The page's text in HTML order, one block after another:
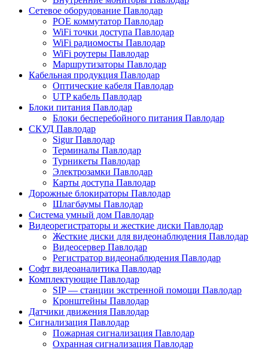
Сетевое оборудование Павлодар
POE коммутатор Павлодар
WiFi точки доступа Павлодар
WiFi радиомосты Павлодар
WiFi роутеры Павлодар
Маршрутизаторы Павлодар
Кабельная продукция Павлодар
Оптические кабеля Павлодар
UTP кабель Павлодар
Блоки питания Павлодар
Блоки бесперебойного питания Павлодар
СКУД Павлодар
Sigur Павлодар
Терминалы Павлодар
Турникеты Павлодар
Электрозамки Павлодар
Карты доступа Павлодар
Дорожные блокираторы Павлодар
Шлагбаумы Павлодар
Система умный дом Павлодар
Видеорегистраторы и жесткие диски Павлодар
Жесткие диски для видеонаблюдения Павлодар
Видеосервер Павлодар
Регистратор видеонаблюдения Павлодар
Софт видеоаналитика Павлодар
Комплектующие Павлодар
SIP — станции экстренной помощи Павлодар
Кронштейны Павлодар
Датчики движения Павлодар
Сигнализация Павлодар
Пожарная сигнализация Павлодар
Охранная сигнализация Павлодар